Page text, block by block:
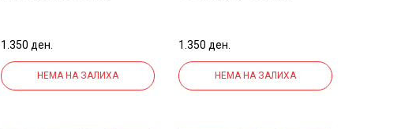
1.350 ден.
НЕМА НА ЗАЛИХА
1.350 ден.
НЕМА НА ЗАЛИХА